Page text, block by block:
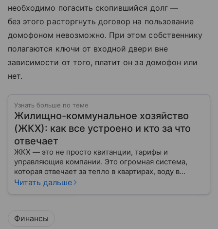
необходимо погасить скопившийся долг —
без этого расторгнуть договор на пользование
домофоном невозможно. При этом собственнику
полагаются ключи от входной двери вне
зависимости от того, платит он за домофон или
нет.
Узнать больше по теме
Жилищно-коммунальное хозяйство
(ЖКХ): как все устроено и кто за что
отвечает
ЖКХ — это не просто квитанции, тарифы и
управляющие компании. Это огромная система,
которая отвечает за тепло в квартирах, воду в
кране, освещение улиц и чистоту во дворах.
Читать дальше
Финансы